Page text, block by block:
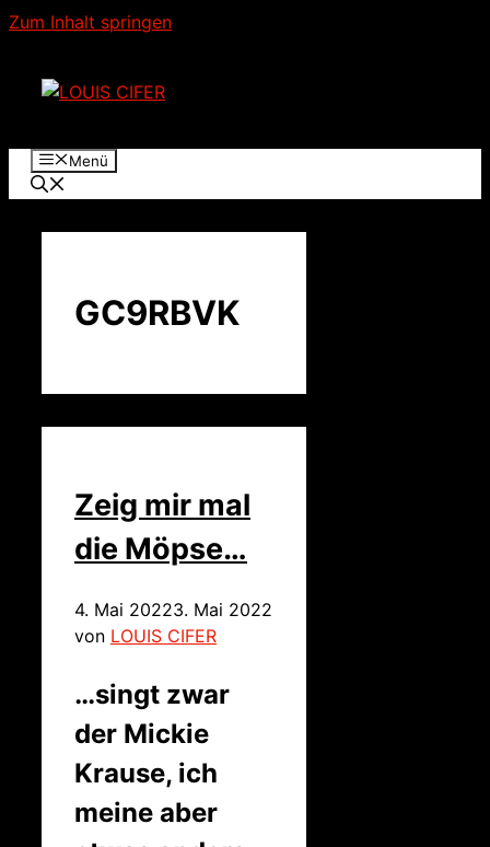
Zum Inhalt springen
Menü
GC9RBVK
Zeig mir mal
die Möpse…
4. Mai 20223. Mai 2022
von LOUIS CIFER
…singt zwar
der Mickie
Krause, ich
meine aber